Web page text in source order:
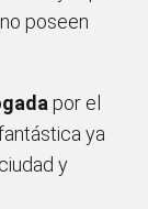
poseen
por el
ya
y